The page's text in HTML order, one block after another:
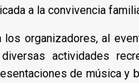
a la convivencia
los organizadores, al
actividades
de música y